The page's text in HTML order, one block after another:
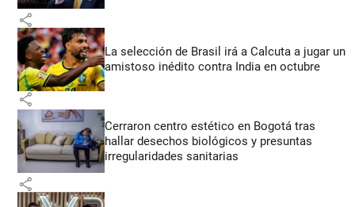
share
La selección de Brasil irá a Calcuta a jugar un
amistoso inédito contra India en octubre
share
Cerraron centro estético en Bogotá tras
hallar desechos biológicos y presuntas
irregularidades sanitarias
share